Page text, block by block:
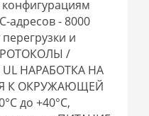
адресов - 8000
и
/
UL НАРАБОТКА НА
К ОКРУЖАЮЩЕЙ
до +40°C,